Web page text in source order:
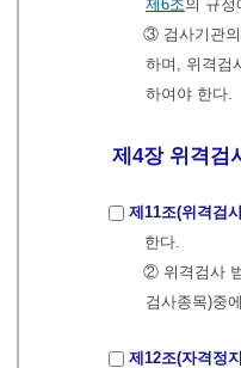
제6조의 규
③ 검사기관의
하며, 위격검
하여야 한다.
제4장 위격검
제11조(위격검
한다.
② 위격검사
검사종목)중
제12조(자격정